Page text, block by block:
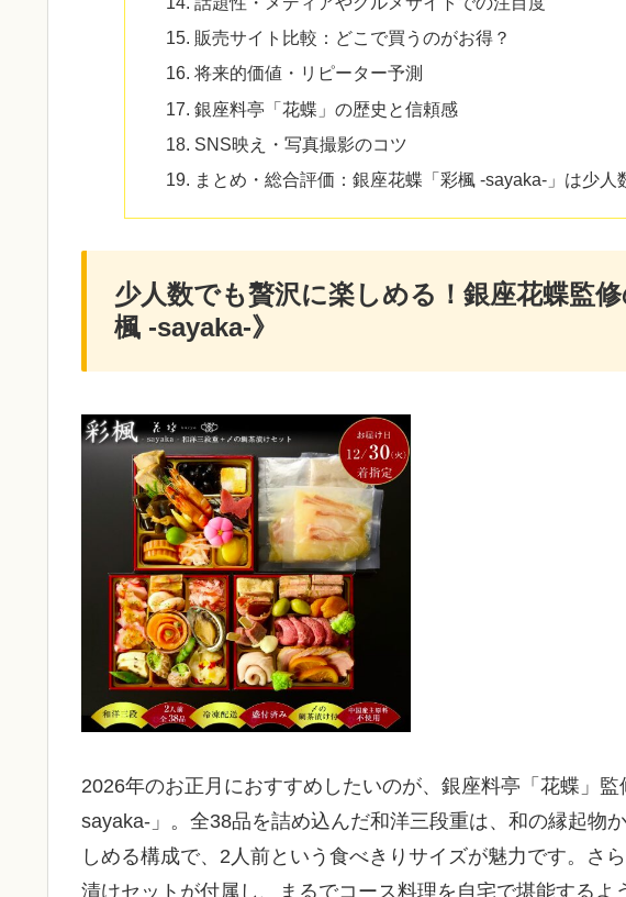
販売サイト比較：どこで買うのがお得？
将来的価値・リピーター予測
銀座料亭「花蝶」の歴史と信頼感
SNS映え・写真撮影のコツ
まとめ・総合評価：銀座花蝶「彩楓 -sayaka-」は少
少人数でも贅沢に楽しめる！銀座花蝶監
楓 -sayaka-》
2026年のお正月におすすめしたいのが、銀座料亭「花蝶」
sayaka-」。全38品を詰め込んだ和洋三段重は、和の縁起物
しめる構成で、2人前という食べきりサイズが魅力です。さ
漬けセットが付属し、まるでコース料理を自宅で堪能するよ